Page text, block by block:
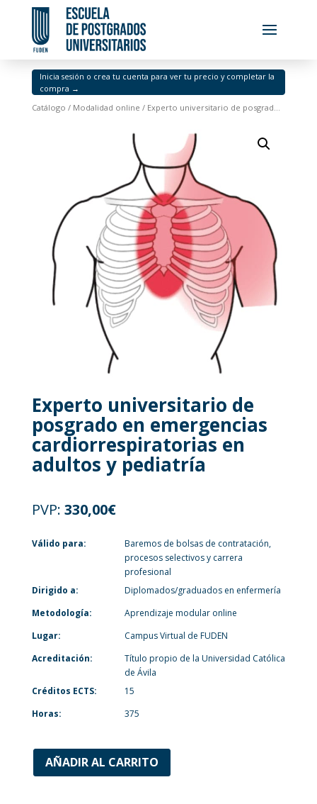
Catálogo / Modalidad online / Experto universitario de posgrado en emergencias cardiorrespiratorias en adultos y pediatría
Inicia sesión o crea tu cuenta para ver tu precio y completar la
compra →
Experto universitario de
posgrado en emergencias
cardiorrespiratorias en
adultos y pediatría
PVP: 330,00€
Válido para:
Baremos de bolsas de contratación,
procesos selectivos y carrera
profesional
Dirigido a:
Diplomados/graduados en enfermería
Metodología:
Aprendizaje modular online
Lugar:
Campus Virtual de FUDEN
Acreditación:
Título propio de la Universidad Católica
de Ávila
Créditos ECTS:
15
Horas:
375
AÑADIR AL CARRITO